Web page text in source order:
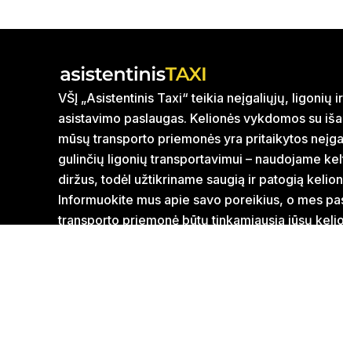
VŠĮ „Asistentinis Taxi“ teikia neįgaliųjų, ligonių
asistavimo paslaugas. Kelionės vykdomos su
mūsų transporto priemonės yra pritaikytos
gulinčių ligonių transportavimui – naudojame
diržus, todėl užtikriname saugią ir patogią
Informuokite mus apie savo poreikius, o mes
transporto priemonė būtų tinkamiausia jūsų